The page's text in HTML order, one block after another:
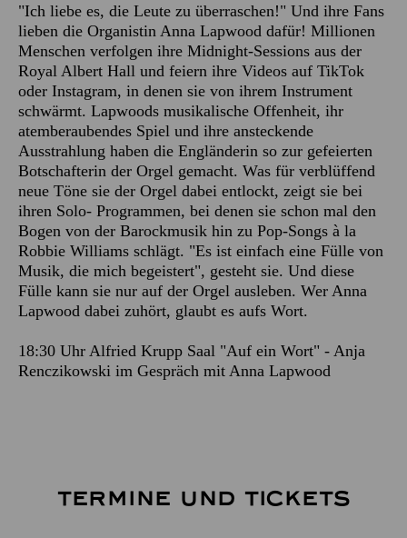
"Ich liebe es, die Leute zu überraschen!" Und ihre Fans
lieben die Organistin Anna Lapwood dafür! Millionen
Menschen verfolgen ihre Midnight-Sessions aus der
Royal Albert Hall und feiern ihre Videos auf TikTok
oder Instagram, in denen sie von ihrem Instrument
schwärmt. Lapwoods musikalische Offenheit, ihr
atemberaubendes Spiel und ihre ansteckende
Ausstrahlung haben die Engländerin so zur gefeierten
Botschafterin der Orgel gemacht. Was für verblüffend
neue Töne sie der Orgel dabei entlockt, zeigt sie bei
ihren Solo- Programmen, bei denen sie schon mal den
Bogen von der Barockmusik hin zu Pop-Songs à la
Robbie Williams schlägt. "Es ist einfach eine Fülle von
Musik, die mich begeistert", gesteht sie. Und diese
Fülle kann sie nur auf der Orgel ausleben. Wer Anna
Lapwood dabei zuhört, glaubt es aufs Wort.
18:30 Uhr Alfried Krupp Saal "Auf ein Wort" - Anja
Renczikowski im Gespräch mit Anna Lapwood
TERMINE UND TICKETS